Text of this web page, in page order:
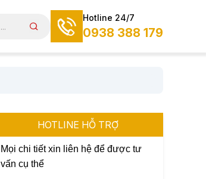
Hotline 24/7
0938 388 179
HOTLINE HỖ TRỢ
Mọi chi tiết xin liên hệ để được tư
vấn cụ thể